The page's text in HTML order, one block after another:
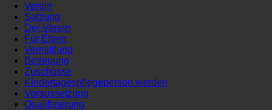
Verein
Satzung
Der Verein
Für Eltern
Vermittlung
Betreuung
Zuschüsse
Kindertagespflegeperson werden
Voraussetzung
Qualifizierung